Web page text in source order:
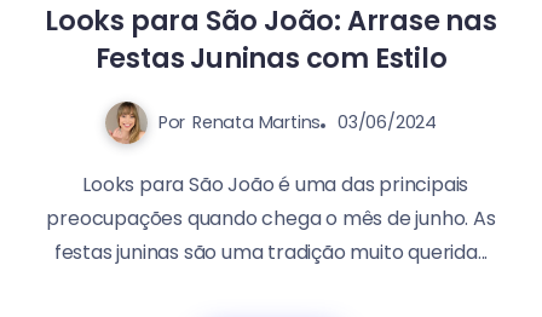
Looks para São João: Arrase nas
Festas Juninas com Estilo
Por Renata Martins 03/06/2024
Looks para São João é uma das principais
preocupações quando chega o mês de junho. As
festas juninas são uma tradição muito querida...